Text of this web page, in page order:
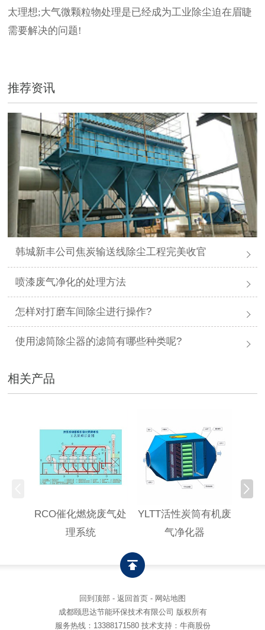
太理想;大气微颗粒物处理是已经成为工业除尘迫在眉睫
需要解决的问题!
推荐资讯
韩城新丰公司焦炭输送线除尘工程完美收官
喷漆废气净化的处理方法
怎样对打磨车间除尘进行操作?
使用滤筒除尘器的滤筒有哪些种类呢?
相关产品
RCO催化燃烧废气处
理系统
YLTT活性炭筒有机废
气净化器
回到顶部 - 返回首页 - 网站地图
成都颐思达节能环保技术有限公司 版权所有
服务热线： 13388171580 技术支持：牛商股份